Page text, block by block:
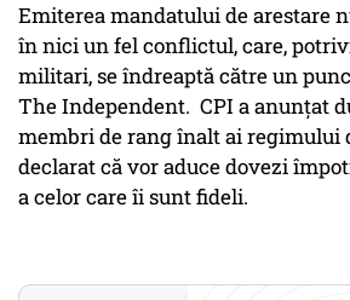
Emiterea mandatului de arestare
în nici un fel conflictul, care,
militari, se îndreaptă către un
The Independent. CPI a anunţat
membri de rang înalt ai regimului
declarat că vor aduce dovezi
a celor care îi sunt fideli.